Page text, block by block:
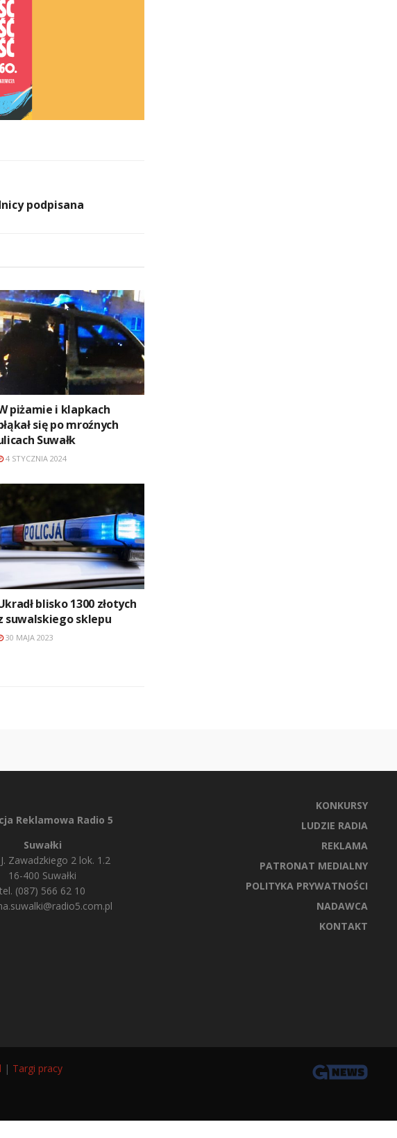
podpisana
piżamie i klapkach
się po mroźnych
Suwałk
4 STYCZNIA 2024
blisko 1300 złotych
suwalskiego sklepu
30 MAJA 2023
Reklamowa Radio 5
Suwałki
Zawadzkiego 2 lok. 1.2
16-400 Suwałki
tel. (087) 566 62 10
KONKURSY
LUDZIE RADIA
REKLAMA
PATRONAT MEDIALNY
POLITYKA PRYWATNOŚCI
NADAWCA
KONTAKT
| Targi pracy